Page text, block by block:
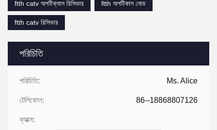
পরিচিতি
পরিচিতি: Ms. Alice
টেলিফোন: 86--18868807126
ফ্যাক্স:
ftth catv অপটিক্যাল রিসিভার
ftth অপটিকাল নোড
ftth catv রিসিভার